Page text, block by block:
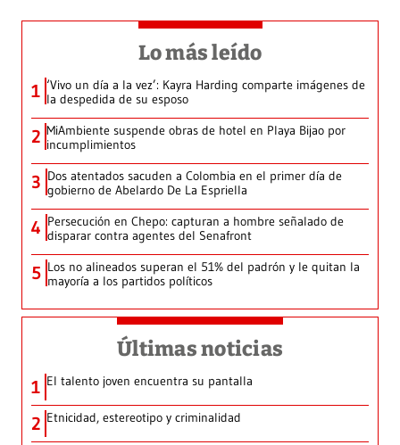
Lo más leído
1 ‘Vivo un día a la vez’: Kayra Harding comparte imágenes de
la despedida de su esposo
2 MiAmbiente suspende obras de hotel en Playa Bijao por
incumplimientos
3 Dos atentados sacuden a Colombia en el primer día de
gobierno de Abelardo De La Espriella
4 Persecución en Chepo: capturan a hombre señalado de
disparar contra agentes del Senafront
5 Los no alineados superan el 51% del padrón y le quitan la
mayoría a los partidos políticos
Últimas noticias
1 El talento joven encuentra su pantalla​
2 Etnicidad, estereotipo y criminalidad